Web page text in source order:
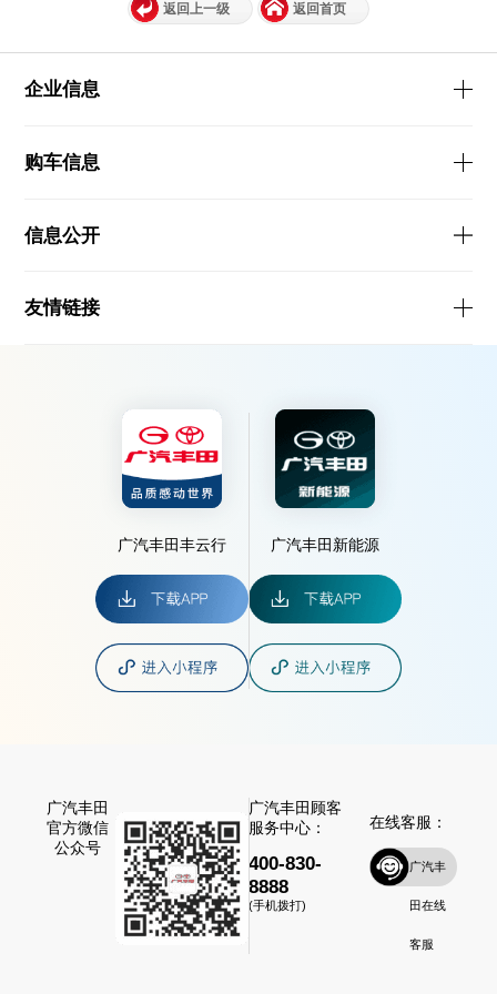
返回上一级 返回首页
企业信息
购车信息
信息公开
友情链接
广汽丰田丰云行 广汽丰田新能源
广汽丰田
官方微信
公众号
广汽丰田顾客
服务中心：
400-830-
8888
(手机拨打)
在线客服：
广汽丰
田在线
客服